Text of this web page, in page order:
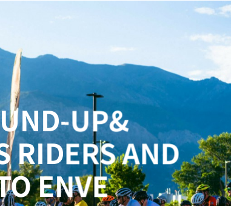
UP&
RIDERS AND
ENVE